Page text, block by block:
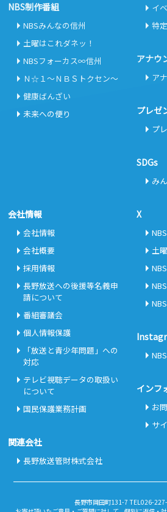
NBS制作番組
NBSみんなの信州
土曜はこれダネッ！
NBSフォーカス∞信州
Ｎ☆１～ＮＢＳトクセン～
健康ばんざい
未来への便り
イ
特
アナウ
ア
プレゼ
プ
SDGs
み
会社情報
会社情報
会社概要
採用情報
長野放送への後援等名義申
請について
番組審議会
個人情報保護
「放送と青少年問題」への
対応
テレビ視聴データの取扱い
について
国民保護業務計画
関連会社
長野放送管財株式会社
X
土
インフ
お
サ
長野市岡田町131-7 TEL026-